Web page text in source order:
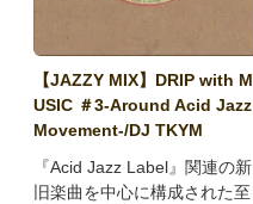
【JAZZY MIX】DRIP with M
USIC ＃3-Around Acid Jazz
Movement-/DJ TKYM
『Acid Jazz Label』関連の新
旧楽曲を中心に構成された至